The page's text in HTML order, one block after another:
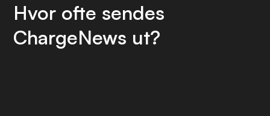
Hvor ofte sendes
ChargeNews ut?